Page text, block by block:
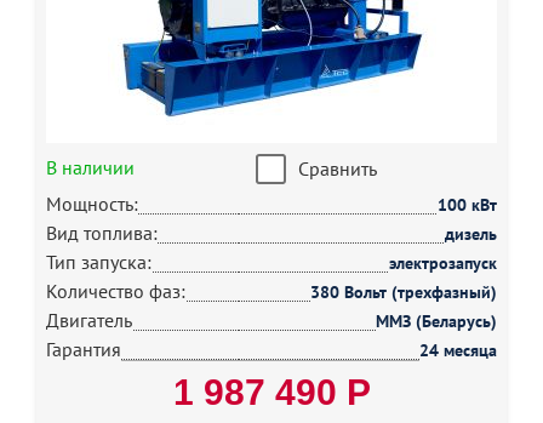
В наличии
Сравнить
Мощность:
100 кВт
Вид топлива: дизель
Тип запуска: электрозапуск
Количество фаз: 380 Вольт (трехфазный)
Двигатель ММЗ (Беларусь)
Гарантия 24 месяца
1 987 490 Р